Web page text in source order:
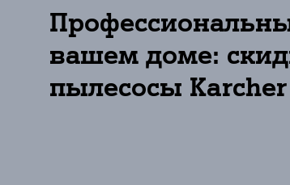
вашем доме:
пылесосы